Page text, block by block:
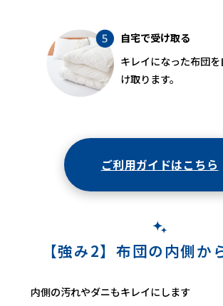
自宅で受け取る
キレイになった布団
け取ります。
ご利用ガイドはこちら
【強み2】布団の内側か
内側の汚れやダニもキレイにします